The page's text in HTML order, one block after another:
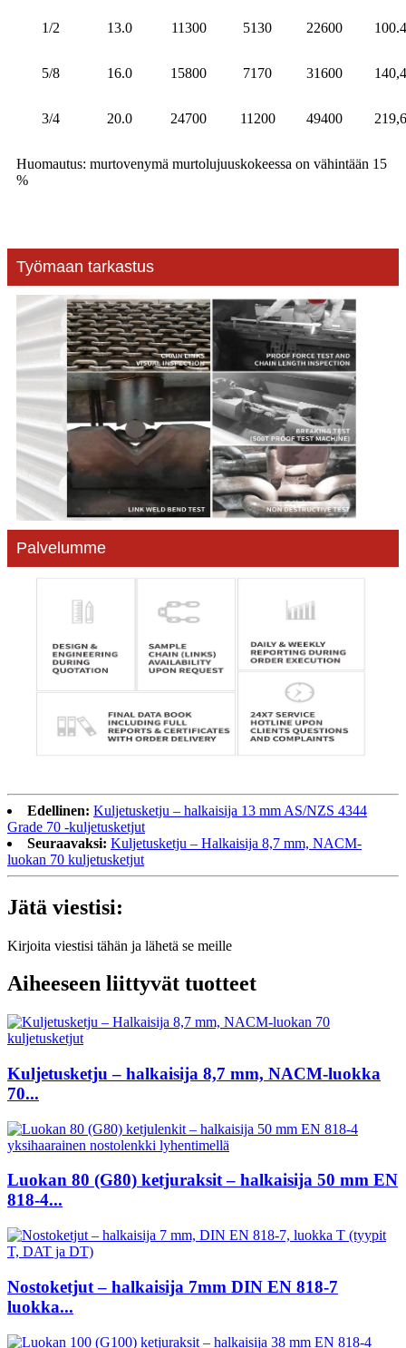
1/2 13.0 11300 5130 22600 100.4
5/8 16.0 15800 7170 31600 140,4
3/4 20.0 24700 11200 49400 219,6
Huomautus: murtovenymä murtolujuuskokeessa on vähintään 15
%
Työmaan tarkastus
Palvelumme
Edellinen: Kuljetusketju – halkaisija 13 mm AS/NZS 4344
Grade 70 -kuljetusketjut
Seuraavaksi: Kuljetusketju – Halkaisija 8,7 mm, NACM-
luokan 70 kuljetusketjut
Jätä viestisi:
Kirjoita viestisi tähän ja lähetä se meille
Aiheeseen liittyvät tuotteet
Kuljetusketju – halkaisija 8,7 mm, NACM-luokka
70...
Luokan 80 (G80) ketjuraksit – halkaisija 50 mm EN
818-4...
Nostoketjut – halkaisija 7mm DIN EN 818-7
luokka...